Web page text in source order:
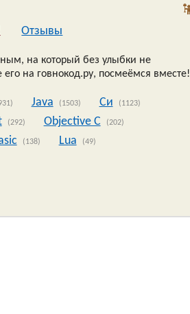
Oтзывы
на который без улыбки не
его на говнокод.ру, посмеёмся вместе!
Java (1503) Си (1123)
(292) Objective C (202)
(138) Lua (49)